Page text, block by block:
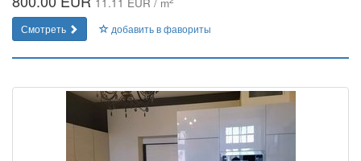
Смотреть добавить в фавориты